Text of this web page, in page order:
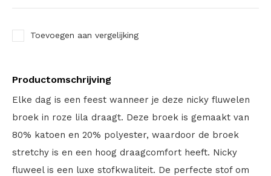
Toevoegen aan vergelijking
Productomschrijving
Elke dag is een feest wanneer je deze nicky fluwelen
broek in roze lila draagt. Deze broek is gemaakt van
80% katoen en 20% polyester, waardoor de broek
stretchy is en een hoog draagcomfort heeft. Nicky
fluweel is een luxe stofkwaliteit. De perfecte stof om